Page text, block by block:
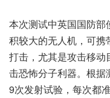
本次测试中英国国防部
积较大的无人机，可
打击，尤其是攻击移
击恐怖分子利器。根据
9次发射试验，每次都